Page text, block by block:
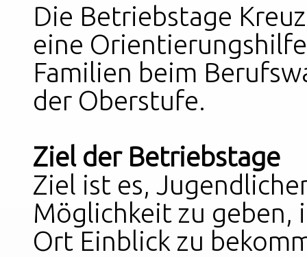
Die Betriebstage
eine
Familien beim
der Oberstufe.
Ziel der Betriebstage
Ziel ist es,
Möglichkeit zu geben,
Ort Einblick zu